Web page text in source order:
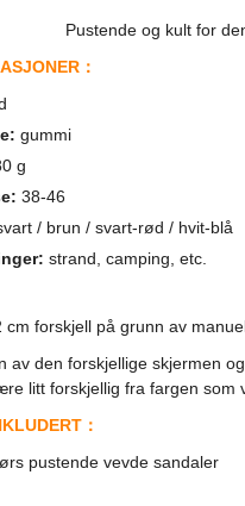
Pustende og kult for
：
gummi
g
38-46
/ brun / svart-rød / hvit-blå
strand, camping, etc.
cm forskjell på grunn av
av den forskjellige skjermen
litt forskjellig fra fargen som
：
pustende vevde sandaler